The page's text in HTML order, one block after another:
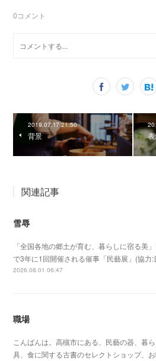
0コメント
2019.07.17 21:50
背景
関連記事
雪辱
「全国各地の郷土が育む、暮らしに宿る美
で3年に1回開催される催事「民藝展」(協力:
2026.08.01 06:47
職場
こんばんは。高槻市にある、民藝の器、暮
具、食に関する古書のセレクトショップ、お